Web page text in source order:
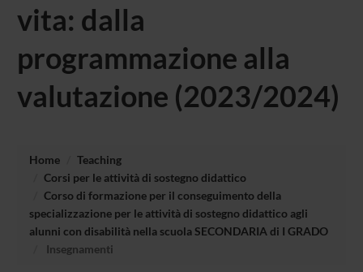
vita: dalla
programmazione alla
valutazione (2023/2024)
Home
Teaching
Corsi per le attività di sostegno didattico
Corso di formazione per il conseguimento della
specializzazione per le attività di sostegno didattico agli
alunni con disabilità nella scuola SECONDARIA di I GRADO
Insegnamenti